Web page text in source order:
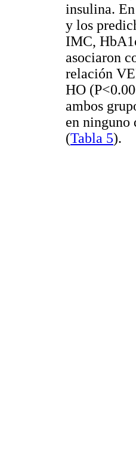
insulina.
y los
IMC,
asociaron
relación
HO
ambos
en ninguno
(Tabla 5).